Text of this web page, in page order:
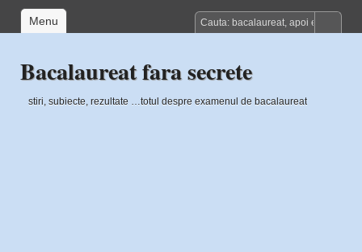
Menu
Bacalaureat fara secrete
stiri, subiecte, rezultate …totul despre examenul de bacalaureat